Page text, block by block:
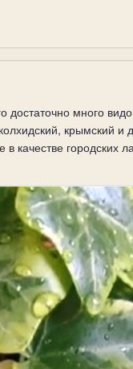
много
крымский
качестве